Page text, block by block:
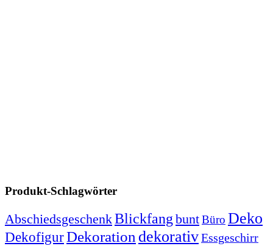
Produkt-Schlagwörter
AbschiedsgeschenkBlickfang buntBüro Deko
DekofigurDekoration dekorativEssgeschirr